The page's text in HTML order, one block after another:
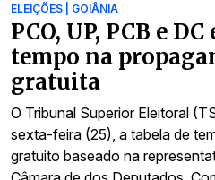
ELEIÇÕES | GOIÂNIA
PCO, UP, PCB e
tempo na
gratuita
O Tribunal Superior Eleitoral
sexta-feira (25), a tabela de
gratuito baseado na